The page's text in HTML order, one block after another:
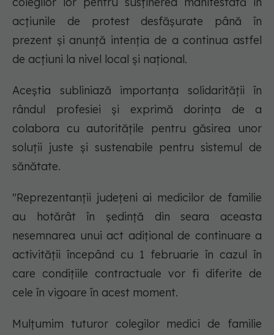
acțiunile de protest desfășurate până în
prezent și anunță intenția de a continua astfel
de acțiuni la nivel local și național.
Aceștia subliniază importanța solidarității în
rândul profesiei și exprimă dorința de a
colabora cu autoritățile pentru găsirea unor
soluții juste și sustenabile pentru sistemul de
sănătate.
"Reprezentanţii judeţeni ai medicilor de familie
au hotărât în şedinţă din seara aceasta
nesemnarea unui act adiţional de continuare a
activităţii începând cu 1 februarie în cazul în
care condiţiile contractuale vor fi diferite de
cele în vigoare în acest moment.
Mulţumim tuturor colegilor medici de familie